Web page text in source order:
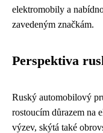
elektromobily a
zavedeným značkám.
Perspektiva
Ruský automobilový
rostoucím důrazem na
výzev, skýtá také